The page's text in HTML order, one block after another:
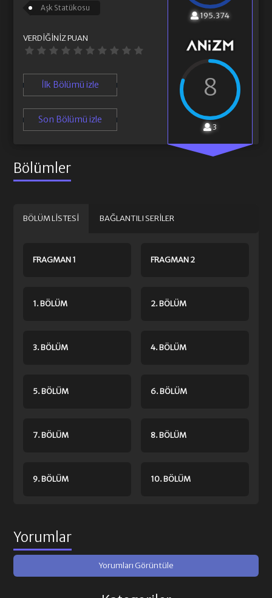
195.374
8
3
Aşk Statükosu
VERDIĞINIZ PUAN
İlk Bölümü izle
Son Bölümü izle
Bölümler
BÖLÜM LISTESI BAĞLANTILI SERILER
FRAGMAN 1 FRAGMAN 2
1. BÖLÜM 2. BÖLÜM
3. BÖLÜM 4. BÖLÜM
5. BÖLÜM 6. BÖLÜM
7. BÖLÜM 8. BÖLÜM
9. BÖLÜM 10. BÖLÜM
Yorumlar
Yorumları Görüntüle